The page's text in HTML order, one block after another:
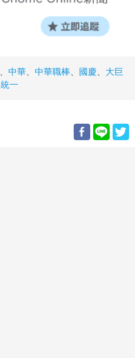
中華 中華職棒 國慶
大巨
統一